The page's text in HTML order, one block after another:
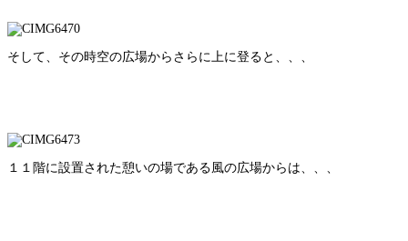
そして、その時空の広場からさらに上に登ると、、、
１１階に設置された憩いの場である風の広場からは、、、